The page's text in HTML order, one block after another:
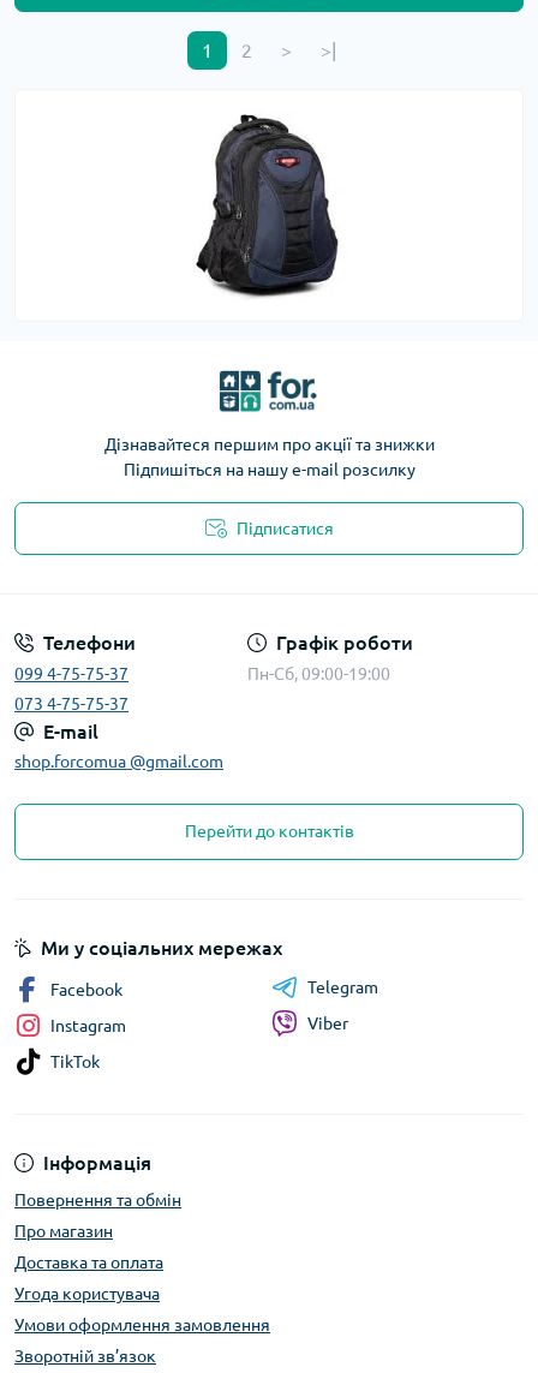
1 2 > >|
Дізнавайтеся першим про акції та знижки
Підпишіться на нашу e-mail розсилку
Підписатися
Телефони
099 4-75-75-37
073 4-75-75-37
Графік роботи
Пн-Сб, 09:00-19:00
E-mail
shop.forcomua @gmail.com
Перейти до контактів
Інформація
Повернення та обмін
Про магазин
Доставка та оплата
Угода користувача
Умови оформлення замовлення
Зворотній зв’язок
Ми у соціальних мережах
Facebook
Instagram
TikTok
Telegram
Viber